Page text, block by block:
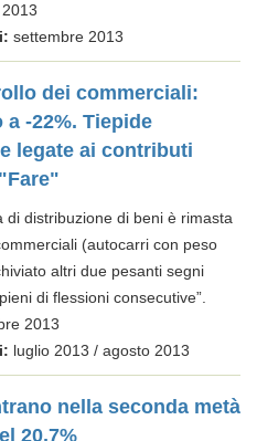
settembre 2013
dei commerciali:
a -22%. Tiepide
legate ai contributi
di distribuzione di beni è rimasta
(autocarri con peso
altri due pesanti segni
di flessioni consecutive”.
2013
luglio 2013 / agosto 2013
nella seconda metà
20,7%